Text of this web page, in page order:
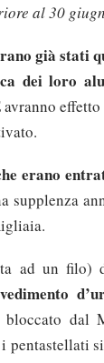
al 30
già stati
dei loro
erano
supplenza
ad un
bloccato dal
pentastellati